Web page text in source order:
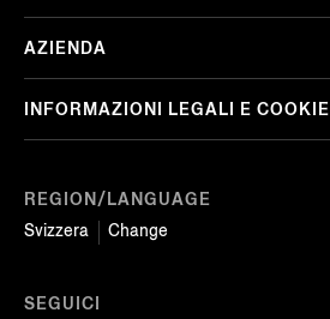
REGION/LANGUAGE
Svizzera
Change
AZIENDA
INFORMAZIONI LEGALI E COOKIE
SEGUICI